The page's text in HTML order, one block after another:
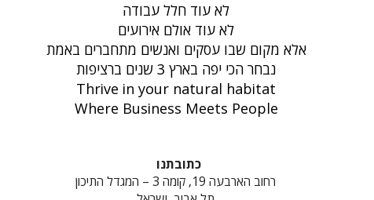
לא עוד חלל עבודה
לא עוד אולם אירועים
אלא מקום שבו עסקים ואנשים מתחברים באמת
נבחר הכי יפה בארץ 3 שנים ברציפות
Thrive in your natural habitat
Where Business Meets People
כתובתנו
רחוב הארבעה 19, קומה 3 – המגדל התיכון